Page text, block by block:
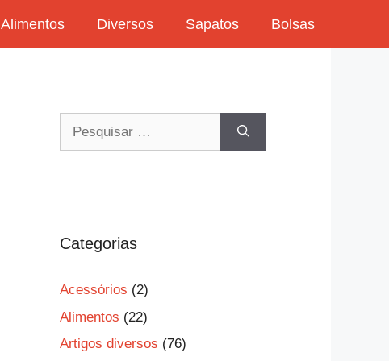
Alimentos Diversos Sapatos Bolsas
Categorias
Acessórios (2)
Alimentos (22)
Artigos diversos (76)